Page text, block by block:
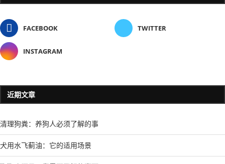
FACEBOOK TWITTER
INSTAGRAM
近期文章
清理狗粪：养狗人必须了解的事
犬用水飞蓟油：它的适用场景